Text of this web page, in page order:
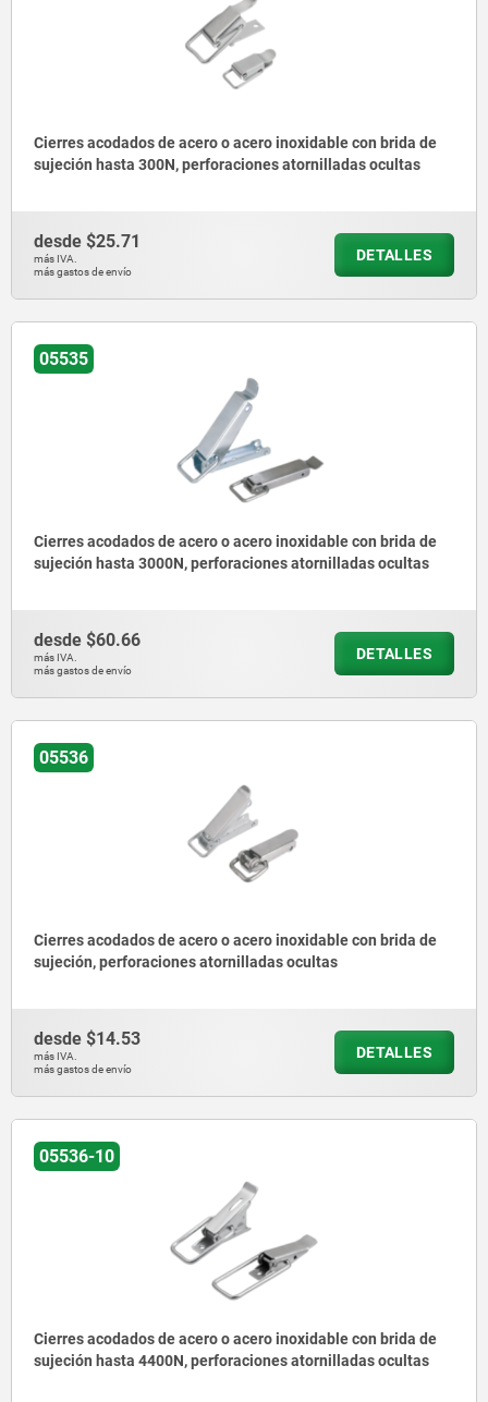
Cierres acodados de acero o acero inoxidable con brida de
sujeción hasta 300N, perforaciones atornilladas ocultas
desde $25.71
más IVA.
más gastos de envío
DETALLES
05535
Cierres acodados de acero o acero inoxidable con brida de
sujeción hasta 3000N, perforaciones atornilladas ocultas
desde $60.66
más IVA.
más gastos de envío
DETALLES
05536
Cierres acodados de acero o acero inoxidable con brida de
sujeción, perforaciones atornilladas ocultas
desde $14.53
más IVA.
más gastos de envío
DETALLES
05536-10
Cierres acodados de acero o acero inoxidable con brida de
sujeción hasta 4400N, perforaciones atornilladas ocultas